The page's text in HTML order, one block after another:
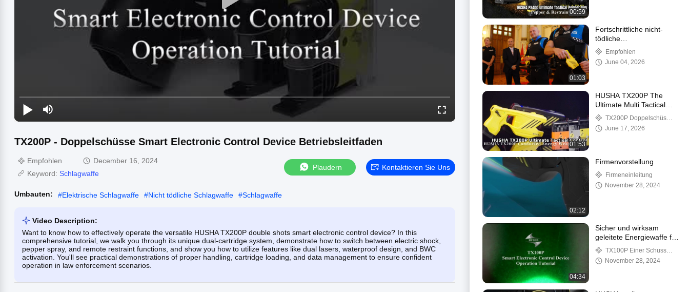
TX200P - Doppelschüsse Smart Electronic Control Device Betriebsleitfaden
Empfohlen
December 16, 2024
Keyword: Schlagwaffe
Plaudern Kontaktieren Sie Uns
Umbauten: #Elektrische Schlagwaffe #Nicht tödliche Schlagwaffe #Schlagwaffe
Video Description:
Want to know how to effectively operate the versatile HUSHA TX200P double shots smart electronic control device? In this
comprehensive tutorial, we walk you through its unique dual-cartridge system, demonstrate how to switch between electric shock,
pepper spray, and remote restraint functions, and show you how to utilize features like dual lasers, waterproof design, and BWC
activation. You'll see practical demonstrations of proper handling, cartridge loading, and data management to ensure confident
operation in law enforcement scenarios.
00:59
01:03
Fortschrittliche nicht-
tödliche
Verteidigungslösungen
von HUSHA
Empfohlen
June 04, 2026
01:53
HUSHA TX200P The
Ultimate Multi Tactical
Stun Gun
TX200P Doppelschüsse
Stun Gun
June 17, 2026
02:12
Firmenvorstellung
Firmeneinleitung
November 28, 2024
04:34
Sicher und wirksam
geleitete Energiewaffe für
Strafverfolgungsbehörden
TX100P Einer Schuss
Stun Gun
November 28, 2024